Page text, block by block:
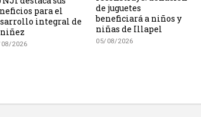
para el
integral de
2026
de juguetes
beneficiará a niños y
niñas de Illapel
05/08/2026